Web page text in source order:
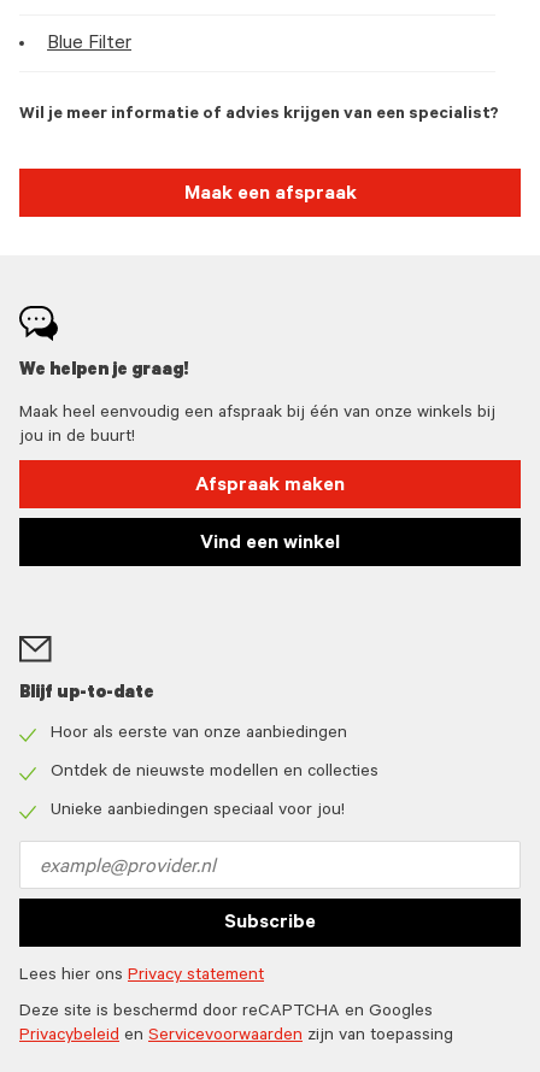
Blue Filter
Wil je meer informatie of advies krijgen van een specialist?
Maak een afspraak
We helpen je graag!
Maak heel eenvoudig een afspraak bij één van onze winkels bij
jou in de buurt!
Afspraak maken
Vind een winkel
Blijf up-to-date
icon
Hoor als eerste van onze aanbiedingen
icon
Ontdek de nieuwste modellen en collecties
Unieke aanbiedingen speciaal voor jou!
address
Subscribe
Lees hier ons Privacy statement
Deze site is beschermd door reCAPTCHA en Googles
Privacybeleid en Servicevoorwaarden zijn van toepassing